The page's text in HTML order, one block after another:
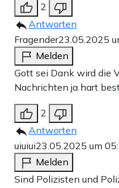
2
Antworten
Fragender23.05.2025
Melden
Gott sei Dank wird die
Nachrichten ja hart
2
Antworten
uiuiui23.05.2025 um
Melden
Sind Polizisten und